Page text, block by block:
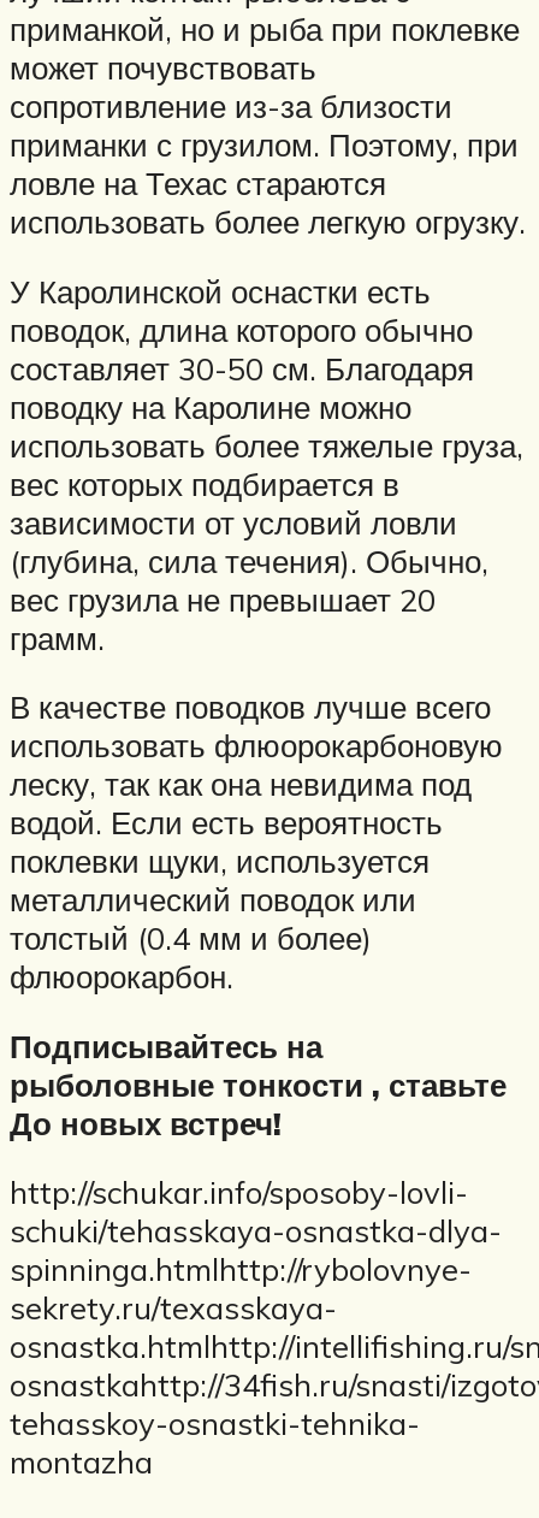
приманкой, но и рыба при поклевке
может почувствовать
сопротивление из-за близости
приманки с грузилом. Поэтому, при
ловле на Техас стараются
использовать более легкую огрузку.
У Каролинской оснастки есть
поводок, длина которого обычно
составляет 30-50 см. Благодаря
поводку на Каролине можно
использовать более тяжелые груза,
вес которых подбирается в
зависимости от условий ловли
(глубина, сила течения). Обычно,
вес грузила не превышает 20
грамм.
В качестве поводков лучше всего
использовать флюорокарбоновую
леску, так как она невидима под
водой. Если есть вероятность
поклевки щуки, используется
металлический поводок или
толстый (0.4 мм и более)
флюорокарбон.
Подписывайтесь на
рыболовные тонкости , ставьте
До новых встреч!
http://schukar.info/sposoby-lovli-
schuki/tehasskaya-osnastka-dlya-
spinninga.htmlhttp://rybolovnye-
sekrety.ru/texasskaya-
osnastka.htmlhttp://intellifishing.ru/
osnastkahttp://34fish.ru/snasti/
tehasskoy-osnastki-tehnika-
montazha